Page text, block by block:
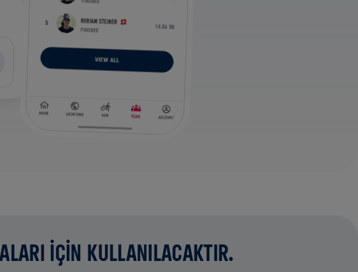
İÇİN KULLANILACAKTIR.